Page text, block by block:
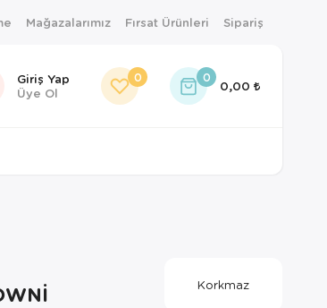
Mağazalarımız Fırsat Ürünleri Sipariş
Giriş Yap
Üye Ol
0 0
0,00
Korkmaz